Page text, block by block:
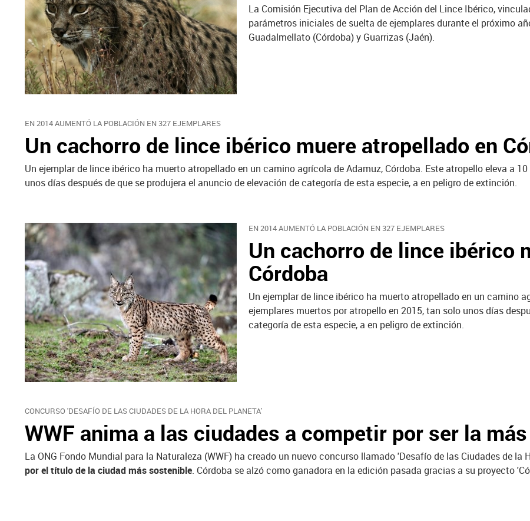
La Comisión Ejecutiva del Plan de Acción del Lince Ibérico,
parámetros iniciales de suelta de ejemplares durante el próximo
Guadalmellato (Córdoba) y Guarrizas (Jaén).
EN 2014 AUMENTÓ LA POBLACIÓN EN 327 EJEMPLARES
Un cachorro de lince ibérico muere atropellado en
Un ejemplar de lince ibérico ha muerto atropellado en un camino agrícola de Adamuz, Córdoba. Este atropello eleva a
unos días después de que se produjera el anuncio de elevación de categoría de esta especie, a en peligro de extinción.
EN 2014 AUMENTÓ LA POBLACIÓN EN 327 EJEMPLARES
Un cachorro de lince ibérico
Córdoba
Un ejemplar de lince ibérico ha muerto atropellado en un camino
ejemplares muertos por atropello en 2015, tan solo unos días
categoría de esta especie, a en peligro de extinción.
CONCURSO 'DESAFÍO DE LAS CIUDADES DE LA HORA DEL PLANETA'
WWF anima a las ciudades a competir por ser la
La ONG Fondo Mundial para la Naturaleza (WWF) ha creado un nuevo concurso llamado 'Desafío de las Ciudades de la
por el título de la ciudad más sostenible. Córdoba se alzó como ganadora en la edición pasada gracias a su proyecto